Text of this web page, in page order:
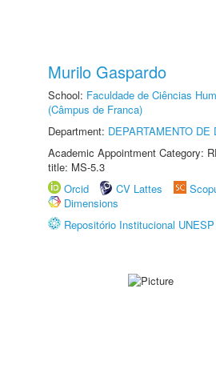
Murilo Gaspardo
School: Faculdade de Ciências
(Câmpus de Franca)
Department: DEPARTAMENTO
Academic Appointment Category:
title: MS-5.3
Orcid
CV Lattes
Dimensions
Repositório Institucional UNESP